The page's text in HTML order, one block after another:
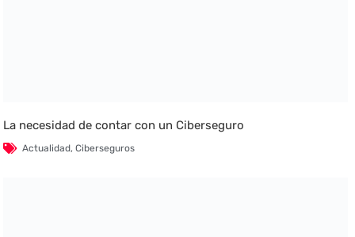
La necesidad de contar con un Ciberseguro
Actualidad,Ciberseguros